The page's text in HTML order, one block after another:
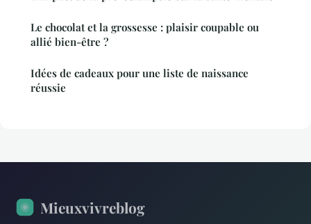
Le chocolat et la grossesse : plaisir coupable ou
allié bien-être ?
Idées de cadeaux pour une liste de naissance
réussie
Mieuxvivreblog